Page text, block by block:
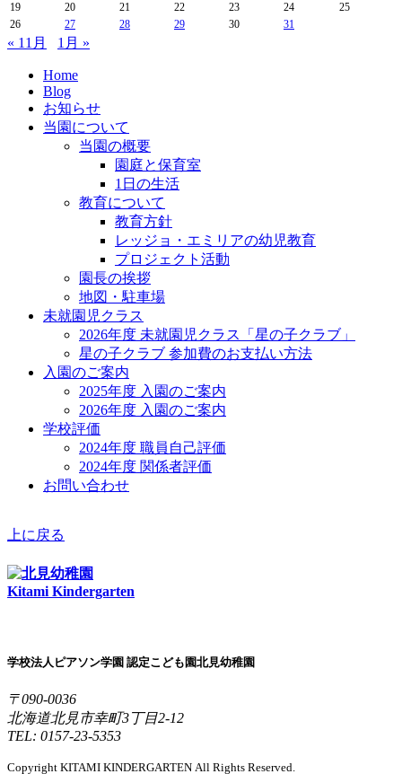
19
20 21 22 23 24
25
26
27 28 29 30 31
« 11月 1月 »
Home
Blog
お知らせ
当園について
当園の概要
園庭と保育室
1日の生活
教育について
教育方針
レッジョ・エミリアの幼児教育
プロジェクト活動
園長の挨拶
地図・駐車場
未就園児クラス
2026年度 未就園児クラス「星の子クラブ」
星の子クラブ 参加費のお支払い方法
入園のご案内
2025年度 入園のご案内
2026年度 入園のご案内
学校評価
2024年度 職員自己評価
2024年度 関係者評価
お問い合わせ
上に戻る
Kitami Kindergarten
学校法人ピアソン学園 認定こども園北見幼稚園
〒090-0036
北海道北見市幸町3丁目2-12
TEL: 0157-23-5353
Copyright KITAMI KINDERGARTEN All Rights Reserved.